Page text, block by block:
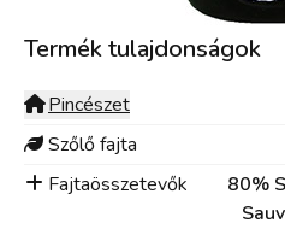
Termék tulajdonságok
Pincészet
Szőlő fajta
Fajtaösszetevők
80%